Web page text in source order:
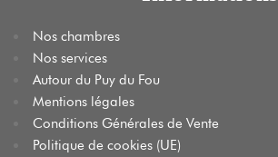
Nos chambres
Nos services
Autour du Puy du Fou
Mentions légales
Conditions Générales de Vente
Politique de cookies (UE)